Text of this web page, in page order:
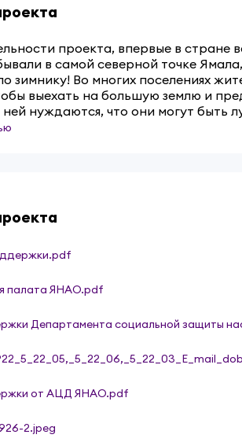
проекта, впервые в
в самой северной точке
зимнику! Во многих поселениях
выехать на большую землю и
нуждаются, что они могут быть
палата ЯНАО.pdf
Департамента социальной защиты
от АЦД ЯНАО.pdf
2.jpeg